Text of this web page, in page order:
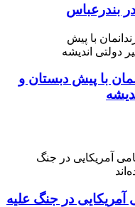
بندرعباس
با پیش دبستان و
در جنگ علیه